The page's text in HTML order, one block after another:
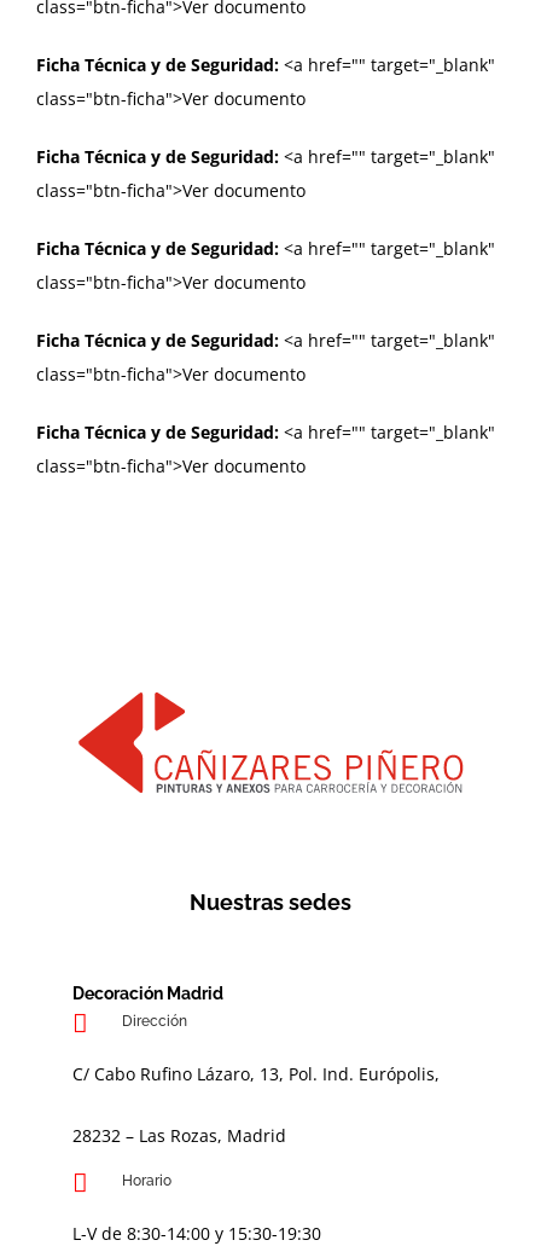
class="btn-ficha">Ver documento
Ficha Técnica y de Seguridad: <a href="" target="_blank"
class="btn-ficha">Ver documento
Ficha Técnica y de Seguridad: <a href="" target="_blank"
class="btn-ficha">Ver documento
Ficha Técnica y de Seguridad: <a href="" target="_blank"
class="btn-ficha">Ver documento
Ficha Técnica y de Seguridad: <a href="" target="_blank"
class="btn-ficha">Ver documento
Ficha Técnica y de Seguridad: <a href="" target="_blank"
class="btn-ficha">Ver documento
Nuestras sedes
Decoración Madrid
Dirección
C/ Cabo Rufino Lázaro, 13, Pol. Ind. Európolis,
28232 – Las Rozas, Madrid
Horario
L-V de 8:30-14:00 y 15:30-19:30